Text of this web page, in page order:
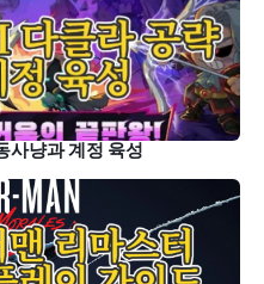
사냥과 계정 육성